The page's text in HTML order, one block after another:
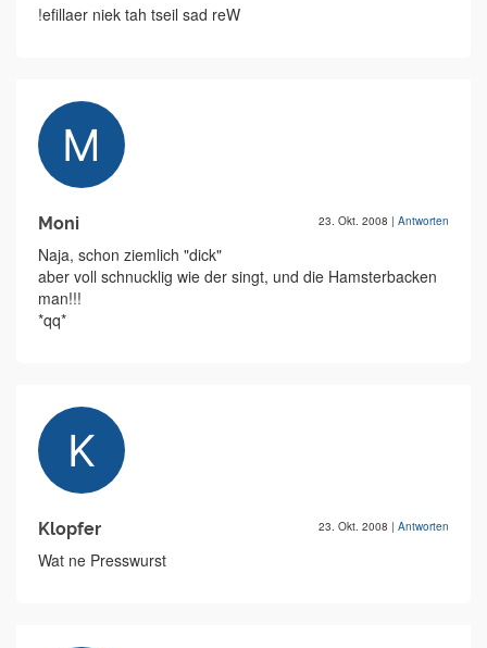
!efillaer niek tah tseil sad reW
Moni 23. Okt. 2008 | Antworten
Naja, schon ziemlich "dick"
aber voll schnucklig wie der singt, und die Hamsterbacken
man!!!
*qq*
Klopfer 23. Okt. 2008 | Antworten
Wat ne Presswurst